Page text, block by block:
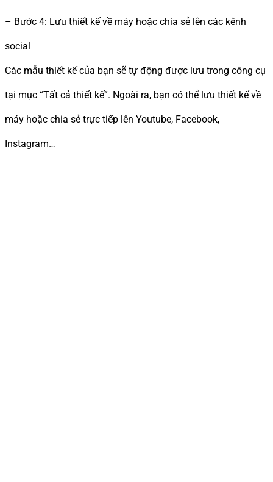
– Bước 4: Lưu thiết kế về máy hoặc chia sẻ lên các kênh
social
Các mẫu thiết kế của bạn sẽ tự động được lưu trong công cụ
tại mục “Tất cả thiết kế”. Ngoài ra, bạn có thể lưu thiết kế về
máy hoặc chia sẻ trực tiếp lên Youtube, Facebook,
Instagram…